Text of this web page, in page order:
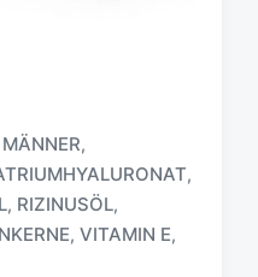
,
,
, RIZINUSÖL,
, VITAMIN E,